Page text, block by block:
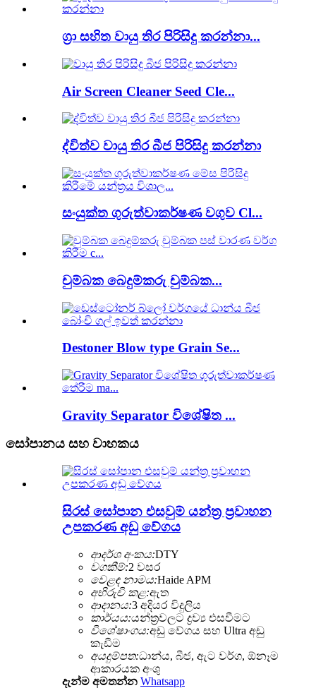
ග්‍රා සහිත වායු තිර පිරිසිදු කරන්නා...
Air Screen Cleaner Seed Cle...
ද්විත්ව වායු තිර බීජ පිරිසිදු කරන්නා
සංයුක්ත ගුරුත්වාකර්ෂණ වගුව Cl...
චුම්බක බෙදුම්කරු චුම්බක...
Destoner Blow type Grain Se...
Gravity Separator විශේෂිත ...
සෝපානය සහ වාහකය
සිරස් සෝපාන එසවුම් යන්ත්‍ර ප්‍රවාහන
උපකරණ අඩු වේගය
ආදර්ශ අංකය:DTY
වගකීම්:2 වසර
වෙළඳ නාමය:Haide APM
අභිරුචි කළ:ඇත
ආදානය:3 අදියර විදුලිය
කාර්යය:යන්ත්‍රවලට ද්‍රව්‍ය එසවීමට
විශේෂාංගය:අඩු වේගය සහ Ultra අඩු
කැඩීම
අයදුම්පත:ධාන්ය, බීජ, ඇට වර්ග, ඕනෑම
ආකාරයක අංශු
දැන්ම අමතන්න Whatsapp